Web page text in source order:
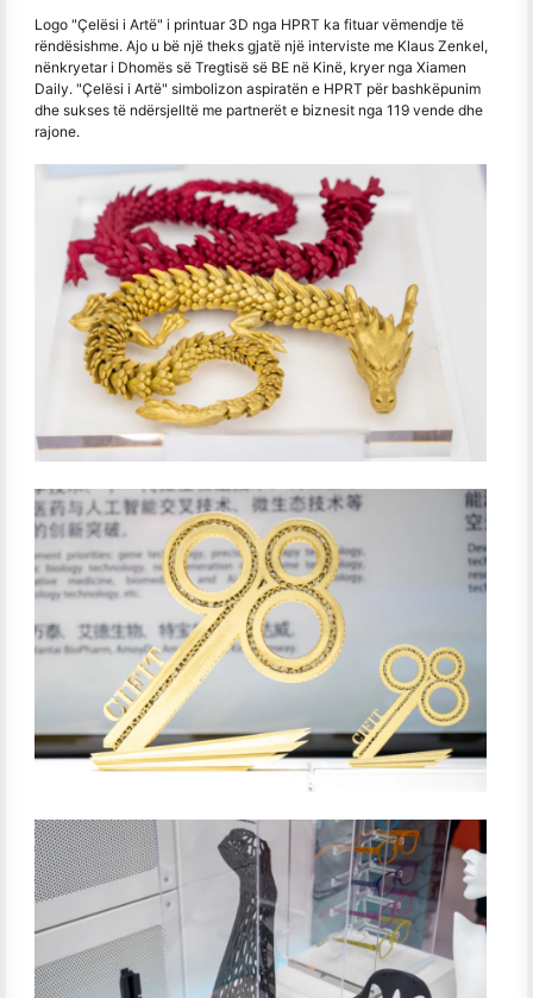
Logo "Çelësi i Artë" i printuar 3D nga HPRT ka fituar vëmendje të
rëndësishme. Ajo u bë një theks gjatë një interviste me Klaus Zenkel,
nënkryetar i Dhomës së Tregtisë së BE në Kinë, kryer nga Xiamen
Daily. "Çelësi i Artë" simbolizon aspiratën e HPRT për bashkëpunim
dhe sukses të ndërsjelltë me partnerët e biznesit nga 119 vende dhe
rajone.